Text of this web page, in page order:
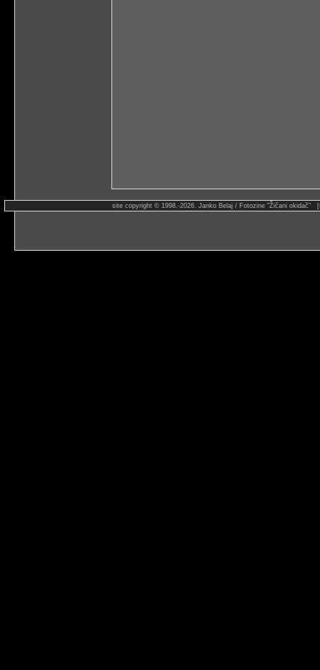
site copyright © 1998.-2026. Janko Belaj / Fotozine "Žičani okidač"